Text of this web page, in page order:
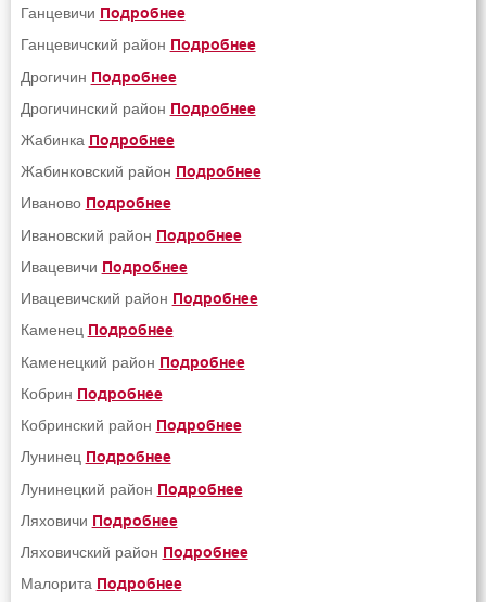
Ганцевичи Подробнее
Ганцевичский район Подробнее
Дрогичин Подробнее
Дрогичинский район Подробнее
Жабинка Подробнее
Жабинковский район Подробнее
Иваново Подробнее
Ивановский район Подробнее
Ивацевичи Подробнее
Ивацевичский район Подробнее
Каменец Подробнее
Каменецкий район Подробнее
Кобрин Подробнее
Кобринский район Подробнее
Лунинец Подробнее
Лунинецкий район Подробнее
Ляховичи Подробнее
Ляховичский район Подробнее
Малорита Подробнее